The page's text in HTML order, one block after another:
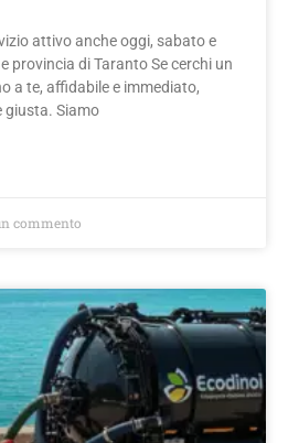
attivo anche oggi, sabato e
provincia di Taranto Se cerchi un
a te, affidabile e immediato,
giusta. Siamo
commento